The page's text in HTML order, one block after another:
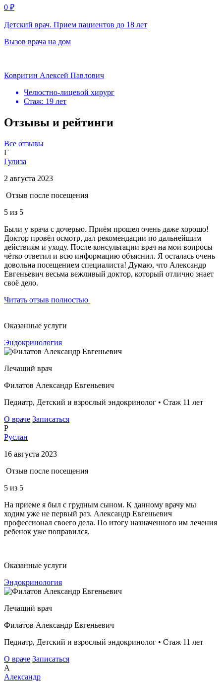
0 ₽
Детский врач. Прием пациентов до 18 лет
Вызов врача на дом
Ковригин Алексей Павлович
Челюстно-лицевой хирург
Стаж: 19 лет
Отзывы и рейтинги
Все отзывы
Г
Гулиза
2 августа 2023
Отзыв после посещения
5 из 5
Были у врача с дочерью. Приём прошел очень даже хорошо!
Доктор провёл осмотр, дал рекомендации по дальнейшим
действиям и уходу. После консультации врач на мои вопросы
чётко ответил и всю информацию объяснил. Я осталась очень
довольна посещением специалиста! Думаю, что Александр
Евгеньевич весьма вежливый доктор, который отлично знает
своё дело.
Читать отзыв полностью
Оказанные услуги
Эндокринология
Лечащий врач
Филатов Александр Евгеньевич
Педиатр, Детский и взрослый эндокринолог • Стаж 11 лет
О враче Записаться
Р
Руслан
16 августа 2023
Отзыв после посещения
5 из 5
На приеме я был с грудным сыном. К данному врачу мы
ходим уже не первый раз. Александр Евгеньевич
профессионал своего дела. По итогу назначенного им лечения
ребенок уже поправился.
Оказанные услуги
Эндокринология
Лечащий врач
Филатов Александр Евгеньевич
Педиатр, Детский и взрослый эндокринолог • Стаж 11 лет
О враче Записаться
А
Александр